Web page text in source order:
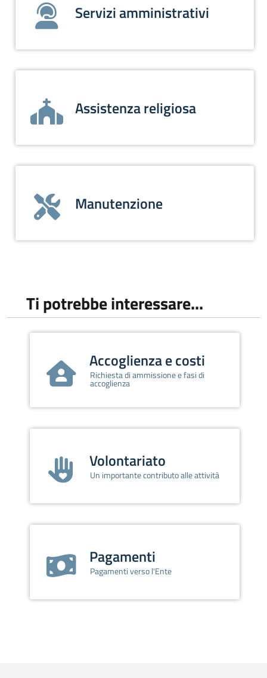
Servizi amministrativi
Assistenza religiosa
Manutenzione
Ti potrebbe interessare...
Accoglienza e costi
Richiesta di ammissione e fasi di
accoglienza
Volontariato
Un importante contributo alle attività
Pagamenti
Pagamenti verso l'Ente